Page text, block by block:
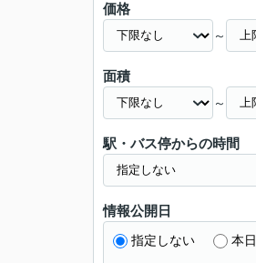
価格
～
面積
～
駅・バス停からの時間
情報公開日
指定しない 本日